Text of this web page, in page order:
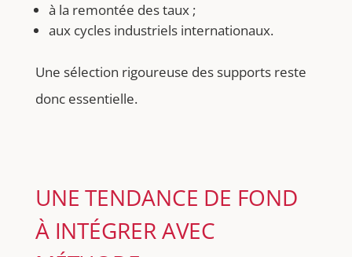
à la remontée des taux ;
aux cycles industriels internationaux.
Une sélection rigoureuse des supports reste
donc essentielle.
UNE TENDANCE DE FOND
À INTÉGRER AVEC